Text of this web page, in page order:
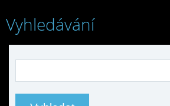
Vyhledávání